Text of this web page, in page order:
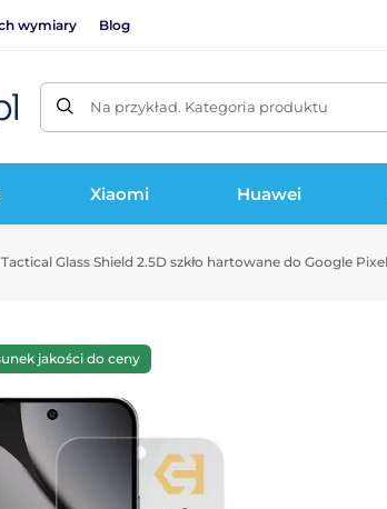
wymiary Blog
Na przykład. Kategoria produktu
Xiaomi Huawei
Tactical Glass Shield 2.5D szkło hartowane do Google
jakości do ceny